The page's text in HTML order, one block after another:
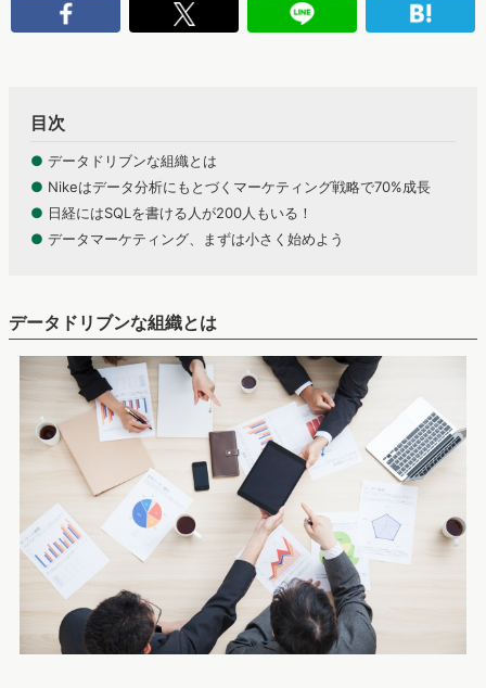
目次
● データドリブンな組織とは
● Nikeはデータ分析にもとづくマーケティング戦略で70%成長
● 日経にはSQLを書ける人が200人もいる！
● データマーケティング、まずは小さく始めよう
データドリブンな組織とは